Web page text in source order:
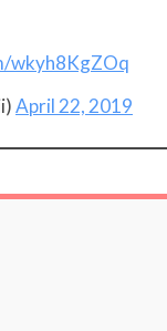
wkyh8KgZOq
April 22, 2019